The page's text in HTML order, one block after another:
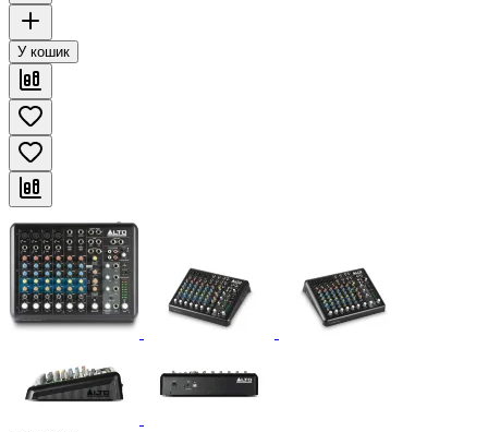
У кошик